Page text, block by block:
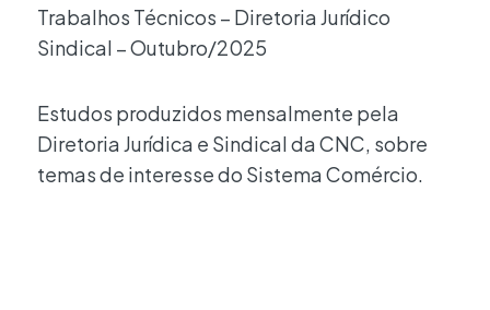
Trabalhos Técnicos – Diretoria Jurídico
Sindical – Outubro/2025
Estudos produzidos mensalmente pela
Diretoria Jurídica e Sindical da CNC, sobre
temas de interesse do Sistema Comércio.